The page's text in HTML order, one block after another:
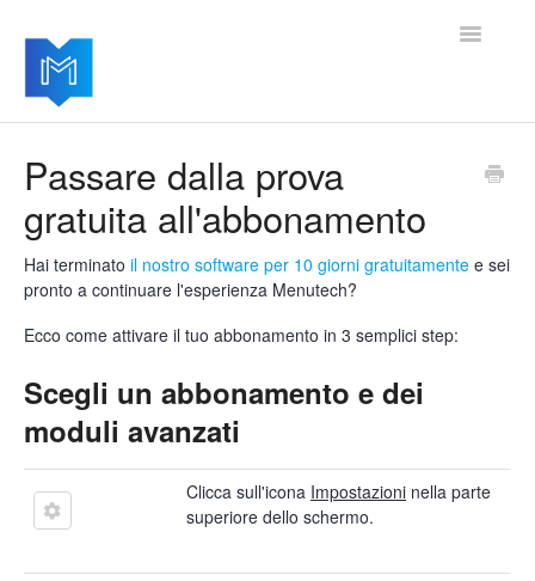
Toggle
Per iniziare
Gestire le impostazioni
Aggiornamenti del software
Passare dalla prova
gratuita all'abbonamento
Hai terminato il nostro software per 10 giorni gratuitamente e sei
pronto a continuare l'esperienza Menutech?
Ecco come attivare il tuo abbonamento in 3 semplici step:
Scegli un abbonamento e dei
moduli avanzati
Clicca sull'icona Impostazioni nella parte
superiore dello schermo.